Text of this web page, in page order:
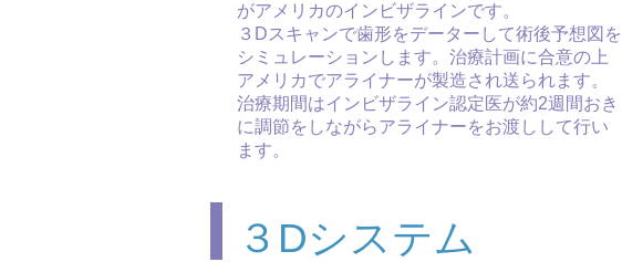
がアメリカのインビザラインです。
３Dスキャンで歯形をデーターして術後予想図を
シミュレーションします。治療計画に合意の上
アメリカでアライナーが製造され送られます。
治療期間はインビザライン認定医が約2週間おき
に調節をしながらアライナーをお渡しして行い
ます。
３Dシステム